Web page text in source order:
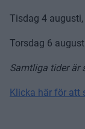
Tisdag 4
Torsdag 6
Samtliga tider är
Klicka här för att